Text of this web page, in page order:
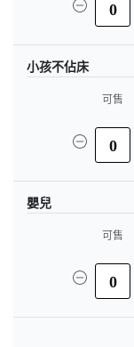
0
小孩不佔床
可售
0
嬰兒
可售
0